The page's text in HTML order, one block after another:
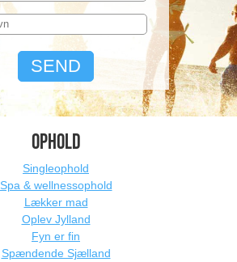
OPHOLD
Singleophold
Spa & wellnessophold
Lækker mad
Oplev Jylland
Fyn er fin
Spændende Sjælland